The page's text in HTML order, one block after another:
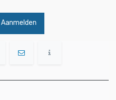
Aanmelden